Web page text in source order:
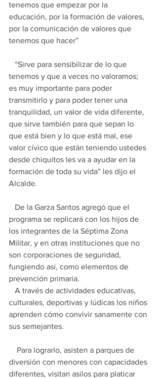
tenemos que empezar por la
educación, por la formación de valores,
por la comunicación de valores que
tenemos que hacer”
tenemos y que a veces no valoramos;
es muy importante para poder
transmitirlo y para poder tener una
tranquilidad, un valor de vida diferente,
que sirve también para que sepan lo
que está bien y lo que está mal, ese
valor cívico que están teniendo ustedes
desde chiquitos les va a ayudar en la
formación de toda su vida” les dijo el
Alcalde.
programa se replicará con los hijos de
los integrantes de la Séptima Zona
Militar, y en otras instituciones que no
son corporaciones de seguridad,
fungiendo así, como elementos de
prevención primaria.
culturales, deportivas y lúdicas los niños
aprenden cómo convivir sanamente con
sus semejantes.
diversión con menores con capacidades
diferentes, visitan asilos para platicar